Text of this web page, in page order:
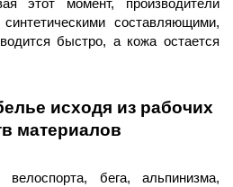
этот момент, производители
составляющими,
быстро, а кожа остается
исходя из рабочих
материалов
бега, альпинизма,